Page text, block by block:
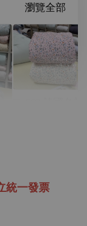
瀏覽全部
統一發票